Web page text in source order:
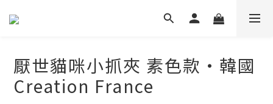
厭世貓咪小抓夾 素色款‧韓國
Creation France